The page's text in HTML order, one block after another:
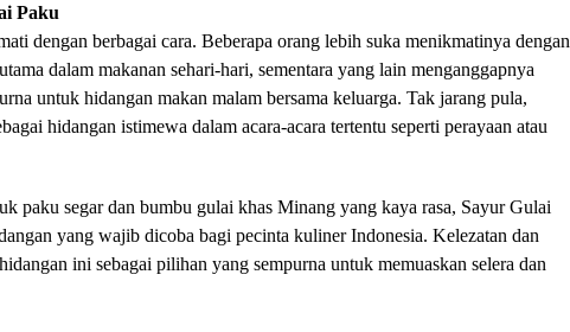
Paku
dengan berbagai cara. Beberapa orang lebih suka menikmatinya dengan
dalam makanan sehari-hari, sementara yang lain menganggapnya
untuk hidangan makan malam bersama keluarga. Tak jarang pula,
hidangan istimewa dalam acara-acara tertentu seperti perayaan atau
paku segar dan bumbu gulai khas Minang yang kaya rasa, Sayur Gulai
yang wajib dicoba bagi pecinta kuliner Indonesia. Kelezatan dan
ini sebagai pilihan yang sempurna untuk memuaskan selera dan